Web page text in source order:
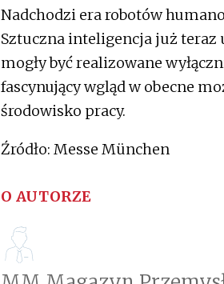
Nadchodzi era robotów
Sztuczna inteligencja już
mogły być realizowane
fascynujący wgląd w obecne
środowisko pracy.
Źródło: Messe München
O AUTORZE